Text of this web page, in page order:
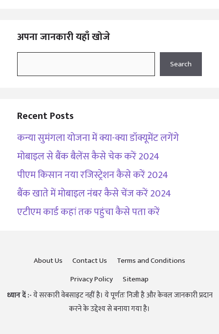
अपना जानकारी यहाँ खोजे
Search
Recent Posts
कन्या सुमंगला योजना में क्या-क्या डॉक्यूमेंट लगेंगे
मोबाइल से बैंक बैलेंस कैसे चेक करें 2024
पीएम किसान नया रजिस्ट्रेशन कैसे करें 2024
बैंक खाते में मोबाइल नंबर कैसे चेंज करें 2024
एटीएम कार्ड कहां तक पहुंचा कैसे पता करें
About Us Contact Us
Terms and Conditions
Privacy Policy
Sitemap
ध्यान दें :-ये सरकारी वेबसाइट नहीं है। ये पूर्णतः निजी है और केवल जानकारी प्रदान
करने के उद्देश्य से बनाया गया है।